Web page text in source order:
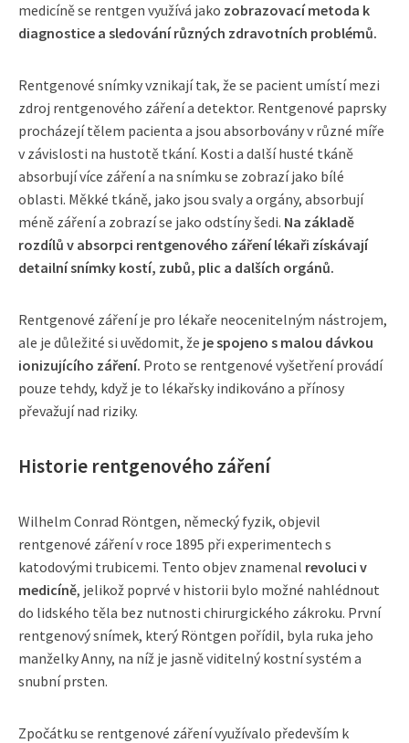
medicíně se rentgen využívá jako zobrazovací metoda k
diagnostice a sledování různých zdravotních problémů.
Rentgenové snímky vznikají tak, že se pacient umístí mezi
zdroj rentgenového záření a detektor. Rentgenové paprsky
procházejí tělem pacienta a jsou absorbovány v různé míře
v závislosti na hustotě tkání. Kosti a další husté tkáně
absorbují více záření a na snímku se zobrazí jako bílé
oblasti. Měkké tkáně, jako jsou svaly a orgány, absorbují
méně záření a zobrazí se jako odstíny šedi. Na základě
rozdílů v absorpci rentgenového záření lékaři získávají
detailní snímky kostí, zubů, plic a dalších orgánů.
Rentgenové záření je pro lékaře neocenitelným nástrojem,
ale je důležité si uvědomit, že je spojeno s malou dávkou
ionizujícího záření. Proto se rentgenové vyšetření provádí
pouze tehdy, když je to lékařsky indikováno a přínosy
převažují nad riziky.
Historie rentgenového záření
Wilhelm Conrad Röntgen, německý fyzik, objevil
rentgenové záření v roce 1895 při experimentech s
katodovými trubicemi. Tento objev znamenal revoluci v
medicíně, jelikož poprvé v historii bylo možné nahlédnout
do lidského těla bez nutnosti chirurgického zákroku. První
rentgenový snímek, který Röntgen pořídil, byla ruka jeho
manželky Anny, na níž je jasně viditelný kostní systém a
snubní prsten.
Zpočátku se rentgenové záření využívalo především k